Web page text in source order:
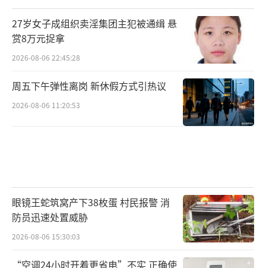
27岁女子成组织卖淫集团主犯被通缉 悬
赏8万元捉拿
2026-08-06 22:45:28
周五下午弹性离岗 新休假方式引热议
2026-08-06 11:20:53
眼镜王蛇筑窝产下38枚蛋 村民报警 消
防员迅速处置威胁
2026-08-06 15:30:03
“空调24小时开着更省电”不实 正确使